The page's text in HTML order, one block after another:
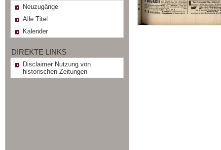
Neuzugänge
Alle Titel
Kalender
DIREKTE LINKS
Disclaimer Nutzung von
historischen Zeitungen